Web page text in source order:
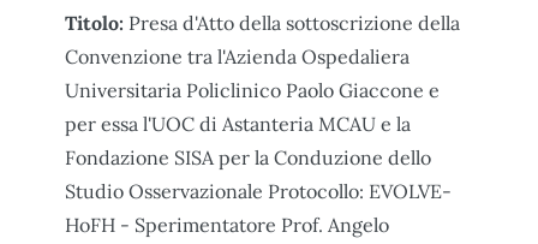
Titolo: Presa d'Atto della sottoscrizione della
Convenzione tra l'Azienda Ospedaliera
Universitaria Policlinico Paolo Giaccone e
per essa l'UOC di Astanteria MCAU e la
Fondazione SISA per la Conduzione dello
Studio Osservazionale Protocollo: EVOLVE-
HoFH - Sperimentatore Prof. Angelo